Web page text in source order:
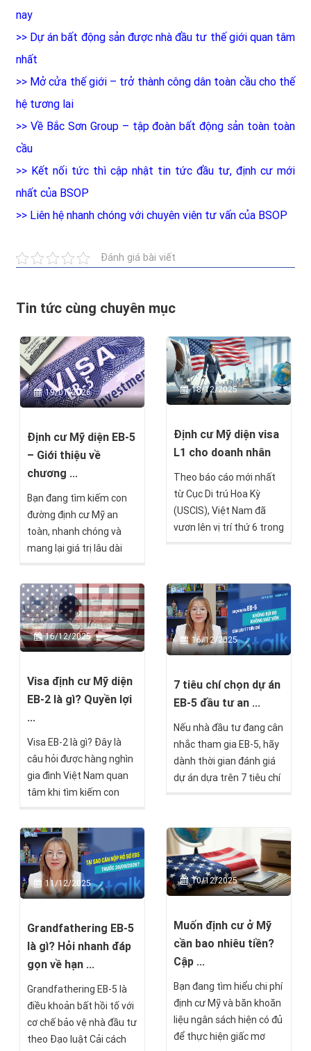
nay
>> Dự án bất động sản được nhà đầu tư thế giới quan tâm
nhất
>> Mở cửa thế giới – trở thành công dân toàn cầu cho thế
hệ tương lai
>> Về Bắc Sơn Group – tập đoàn bất động sản toàn toàn
cầu
>> Kết nối tức thì cập nhật tin tức đầu tư, định cư mới
nhất của BSOP
>> Liên hệ nhanh chóng với chuyên viên tư vấn của BSOP
Đánh giá bài viết
Tin tức cùng chuyên mục
19/01/2026
Định cư Mỹ diện EB-5
– Giới thiệu về
chương ...
Bạn đang tìm kiếm con
đường định cư Mỹ an
toàn, nhanh chóng và
mang lại giá trị lâu dài
trình định cư Mỹ diện EB-
5 đã và đang là lựa chọn
hàng đầu của hàng nghìn
nhà đầu tư toàn cầu, đặc
biệt là nhà đầu tư Việt
từ 800.000 USD, bạn
không chỉ sở hữu thẻ
tập và sinh sống tại quốc
gia hàng đầu tại Mỹ.
18/12/2025
Định cư Mỹ diện visa
L1 cho doanh nhân
Theo báo cáo mới nhất
từ Cục Di trú Hoa Kỳ
(USCIS), Việt Nam đã
vươn lên vị trí thứ 6 trong
2024, với hơn 70% hồ sơ
visa L1 từ doanh nhân
Việt được phê duyệt
thành công. Con số này
mà còn cho thấy xu
hướng toàn cầu hóa kinh
doanh đang ngày càng
mạnh mẽ trong cộng
đồng doanh nghiệp Việt
Nam.
16/12/2025
Visa định cư Mỹ diện
EB-2 là gì? Quyền lợi
...
Visa EB-2 là gì? Đây là
câu hỏi được hàng nghìn
gia đình Việt Nam quan
tâm khi tìm kiếm con
pháp, tiết kiệm và nhanh
chóng. EB-2 là chương
trình định cư Mỹ diện lao
động dành cho người có
trình độ cao hoặc năng
thẻ xanh vĩnh viễn mà
không cần đầu tư số vốn
lớn như EB-5.
16/12/2025
7 tiêu chí chọn dự án
EB-5 đầu tư an ...
Nếu nhà đầu tư đang cân
nhắc tham gia EB-5, hãy
dành thời gian đánh giá
dự án dựa trên 7 tiêu chí
năng lên thẻ xanh, và có
một hành trình định cư
Mỹ an toàn nhất.
11/12/2025
Grandfathering EB-5
là gì? Hỏi nhanh đáp
gọn về hạn ...
Grandfathering EB-5 là
điều khoản bất hồi tố với
cơ chế bảo vệ nhà đầu tư
theo Đạo luật Cải cách
10/12/2025
Muốn định cư ở Mỹ
cần bao nhiêu tiền?
Cập ...
Bạn đang tìm hiểu chi phí
định cư Mỹ và băn khoăn
liệu ngân sách hiện có đủ
để thực hiện giấc mơ